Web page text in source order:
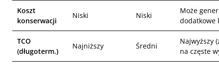
Koszt
konserwacji
Niski Niski
Może
dodatkowe
TCO
(długoterm.)
Najniższy Średni
Najwyższy
na częste